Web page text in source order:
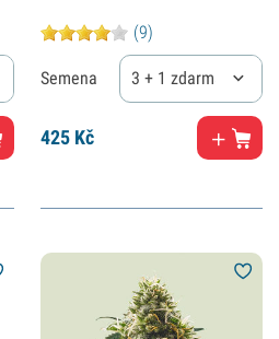
(9)
Semena 3 + 1 zdarma
425 Kč